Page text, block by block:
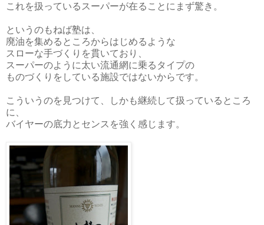
これを扱っているスーパーが在ることにまず驚き。
というのもねば塾は、
廃油を集めるところからはじめるような
スローな手づくりを貫いており、
スーパーのように太い流通網に乗るタイプの
ものづくりをしている施設ではないからです。
こういうのを見つけて、しかも継続して扱っているところ
に、
バイヤーの底力とセンスを強く感じます。